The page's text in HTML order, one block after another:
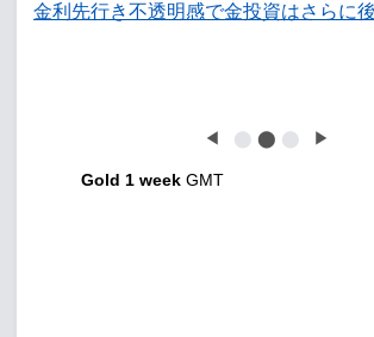
金利先行き不透明感で金投資はさらに
◀ ⬤ ⬤ ⬤ ▶
Gold 1 week GMT